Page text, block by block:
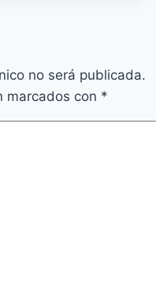
no será publicada.
marcados con *